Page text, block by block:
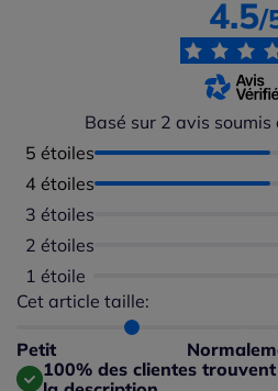
4.5/
Basé sur 2 avis soumis
5 étoiles
4 étoiles
3 étoiles
2 étoiles
1 étoile
Cet article taille:
Petit
Répartition du taillant selon les
Taille normalement : 50%
Taille petit : 50%
Taille grand : 0%
100% des clientes